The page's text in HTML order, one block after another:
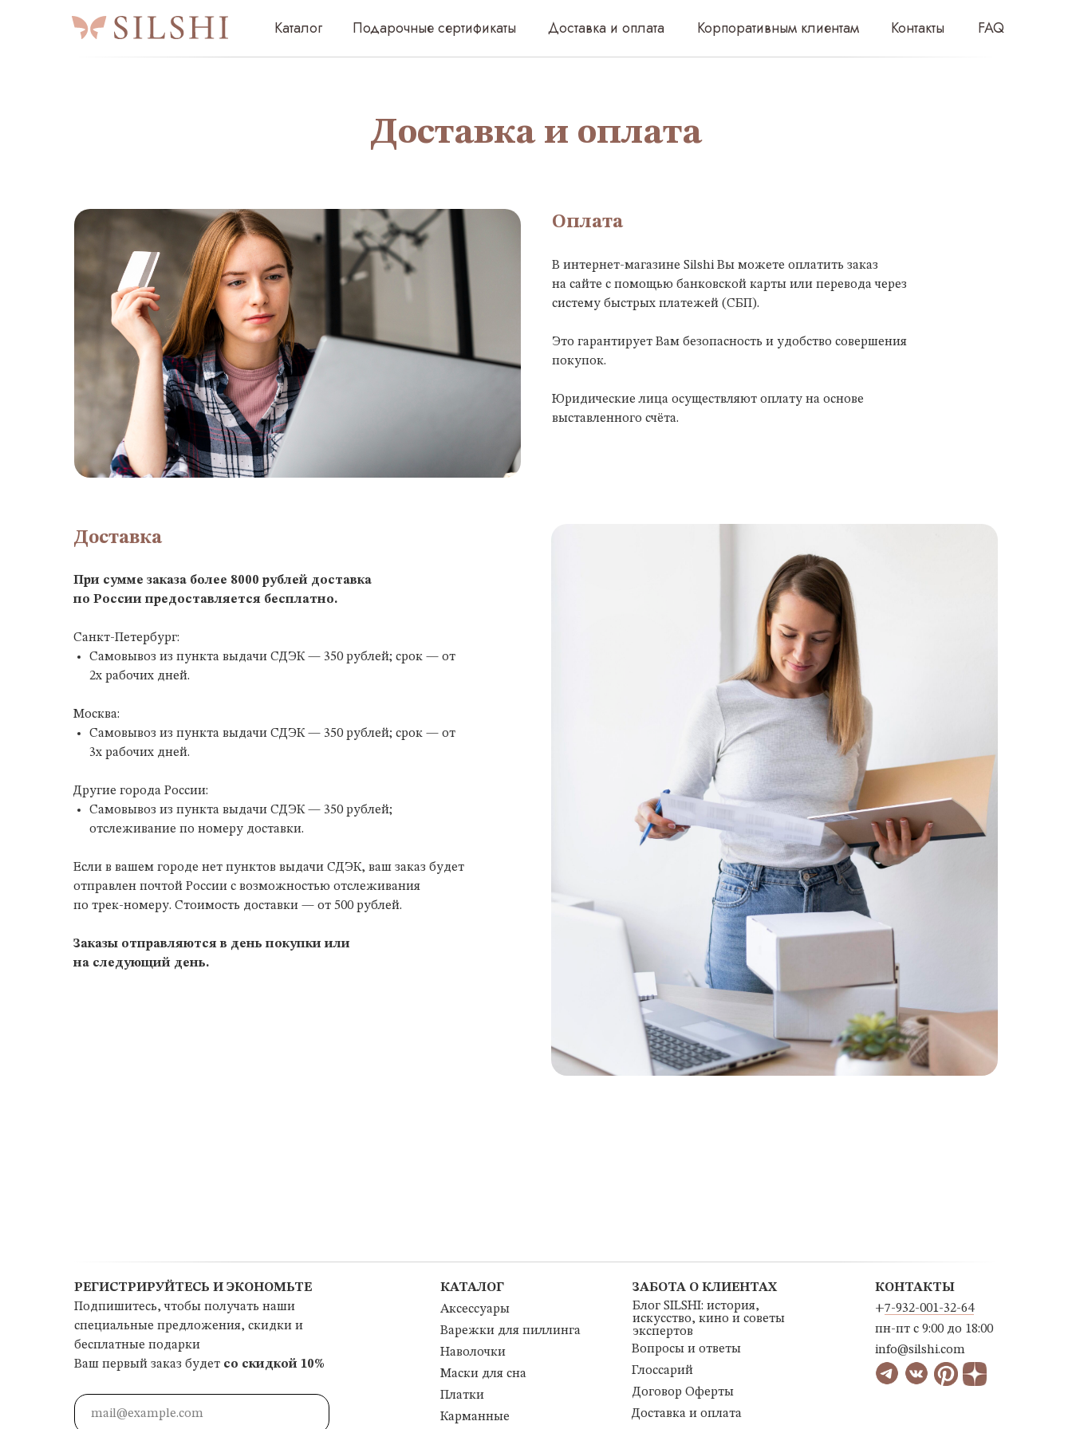
Подарочные сертификаты FAQ
Контакты
Корпоративным клиентам
Доставка и оплата
Каталог
Доставка и оплата
Оплата
В интернет-магазине Silshi Вы можете оплатить заказ
на сайте с помощью банковской карты или перевода через
систему быстрых платежей (СБП).
Это гарантирует Вам безопасность и удобство совершения
покупок.
Юридические лица осуществляют оплату на основе
выставленного счёта.
При сумме заказа более 8000 рублей доставка
по России предоставляется бесплатно.
Санкт-Петербург:
Самовывоз из пункта выдачи СДЭК — 350 рублей; срок — от
2х рабочих дней.
Москва:
Самовывоз из пункта выдачи СДЭК — 350 рублей; срок — от
3х рабочих дней.
Другие города России:
Самовывоз из пункта выдачи СДЭК — 350 рублей;
отслеживание по номеру доставки.
Если в вашем городе нет пунктов выдачи СДЭК, ваш заказ будет
отправлен почтой России с возможностью отслеживания
по трек-номеру. Стоимость доставки — от 500 рублей.
Заказы отправляются в день покупки или
на следующий день.
Доставка
Доставка и оплата
Договор Оферты
Глоссарий
Вопросы и ответы
Блог SILSHI: история,
искусство, кино и советы
экспертов
ЗАБОТА О КЛИЕНТАХ
РЕГИСТРИРУЙТЕСЬ И ЭКОНОМЬТЕ
Подпишитесь, чтобы получать наши
специальные предложения, скидки и
бесплатные подарки
Ваш первый заказ будет со скидкой 10%
КОНТАКТЫ
+7-932-001-32-64
пн-пт с 9:00 до 18:00
info@silshi.com
КАТАЛОГ
Наволочки
Варежки для пиллинга
Платки
Карманные
Аксессуары
Маски для сна